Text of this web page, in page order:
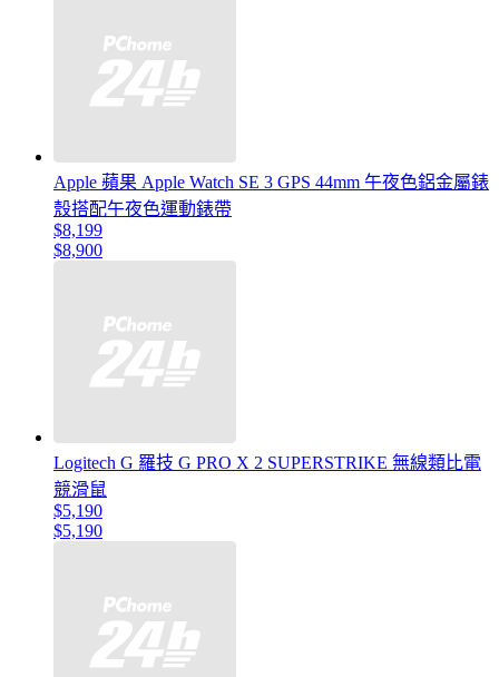
Apple 蘋果 Apple Watch SE 3 GPS 44mm 午夜色鋁金屬錶
殼搭配午夜色運動錶帶
$8,199
$8,900
Logitech G 羅技 G PRO X 2 SUPERSTRIKE 無線類比電
競滑鼠
$5,190
$5,190